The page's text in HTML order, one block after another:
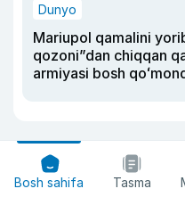
Dunyo
Mariupol qamalini
qozoni”dan chiqqan
armiyasi bosh
Bosh sahifa Tasma